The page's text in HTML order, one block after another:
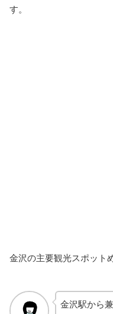
す。
金沢の主要観光スポット
金沢駅から